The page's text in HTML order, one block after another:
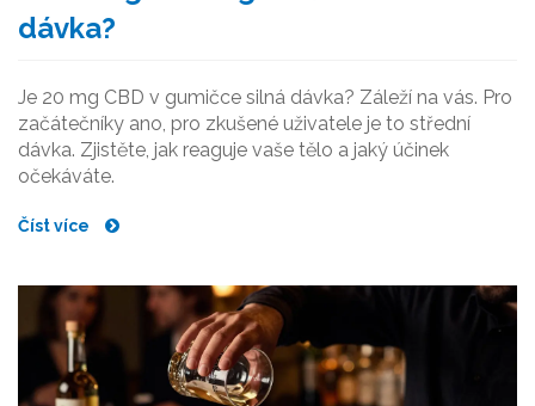
dávka?
Je 20 mg CBD v gumičce silná dávka? Záleží na vás. Pro
začátečníky ano, pro zkušené uživatele je to střední
dávka. Zjistěte, jak reaguje vaše tělo a jaký účinek
očekáváte.
Číst více